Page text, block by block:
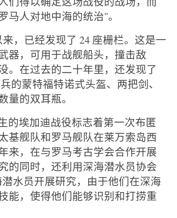
马人对地中海的统治"。
来，已经发现了 24 座栅栏。这是一
器，可用于战舰船头，撞击敌
。在过去的二十年里，还发现了
的蒙特福特诺式头盔、两把剑、
量的双耳瓶。
的埃加迪战役标志着第一次布匿
基舰队和罗马舰队在莱万索岛西
来，在与罗马考古学会合作开展
的同时，还利用深海潜水员协会
潜水员开展研究，由于他们在深海
能，使得他们能够识别和打捞重